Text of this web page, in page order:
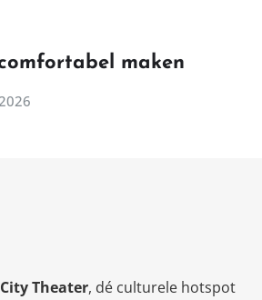
maken
Theater, dé culturele hotspot